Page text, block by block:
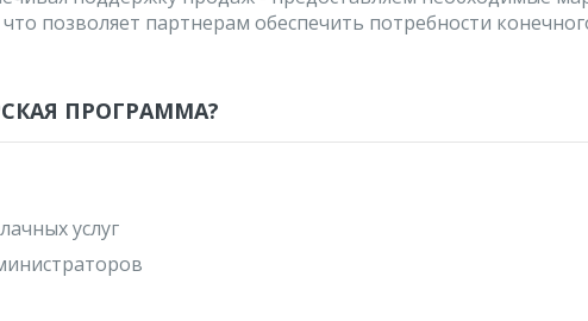
позволяет партнерам обеспечить потребности
ПРОГРАММА?
услуг